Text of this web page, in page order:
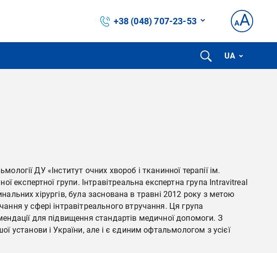
+38 (048) 707-23-53
UA
ДУ «Інститут очних хвороб і тканинної терапії ім.
групи. Інтравітреальна експертна група Intravitreal
хірургів, була заснована в травні 2012 року з метою
у сфері інтравітреального втручання. Ця група
для підвищення стандартів медичної допомоги. З
і України, але і є єдиним офтальмологом з усієї